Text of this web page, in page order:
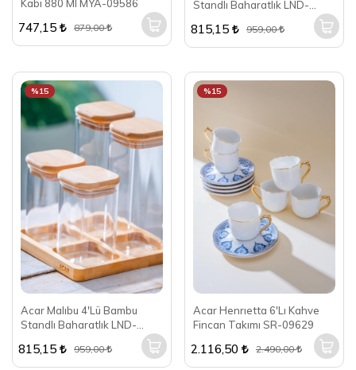
Kabı 880 Ml MYA-09586
747,15 879,00
Standlı Baharatlık LND-
815,15 959,00
Acar Malıbu 4'Lü Bambu
Standlı Baharatlık LND-
%15
815,15 959,00
Acar Henrıetta 6'Lı Kahve
Fincan Takımı SR-09629
%15
2.116,50 2.490,00